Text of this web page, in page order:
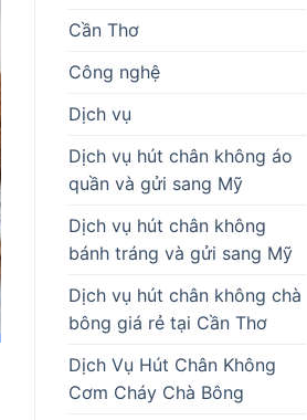
Cần Thơ
Công nghệ
Dịch vụ
Dịch vụ hút chân không áo
quần và gửi sang Mỹ
Dịch vụ hút chân không
bánh tráng và gửi sang Mỹ
Dịch vụ hút chân không chà
bông giá rẻ tại Cần Thơ
Dịch Vụ Hút Chân Không
Cơm Cháy Chà Bông